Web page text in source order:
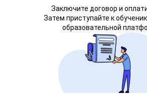
Заключите договор и
Затем приступайте к
образовательной